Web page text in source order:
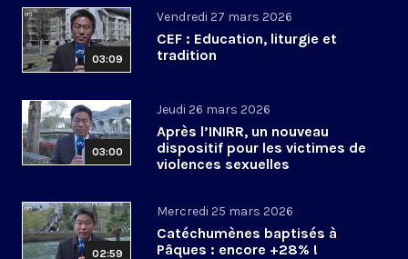
03:09
Vendredi 27 mars 2026
CEF : Education, liturgie et
tradition
03:00
Jeudi 26 mars 2026
Après l’INIRR, un nouveau
dispositif pour les victimes de
violences sexuelles
02:59
Mercredi 25 mars 2026
Catéchumènes baptisés à
Pâques : encore +28% !